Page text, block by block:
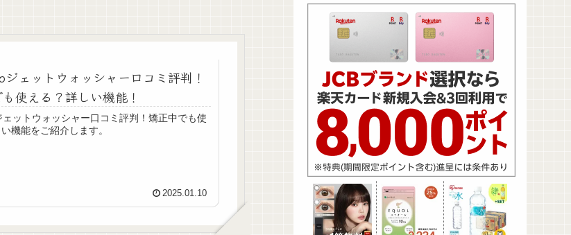
ェットウォッシャー口コミ評判！
使える？詳しい機能！
ットウォッシャー口コミ評判！矯正中でも使
機能をご紹介します。
2025.01.10